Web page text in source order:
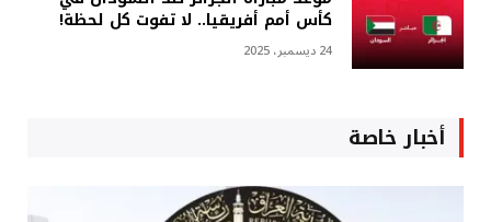
كأس أمم أفريقيا.. لا تفوت كل لحظة!
24 ديسمبر، 2025
أخبار خاصة